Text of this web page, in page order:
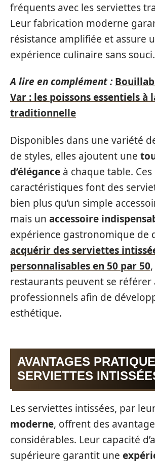
fréquents avec les serviettes
Leur fabrication moderne
résistance amplifiée et assure
expérience culinaire sans souci.
A lire en complément :
Var : les poissons essentiels à
traditionnelle
Disponibles dans une variété
de styles, elles ajoutent une
d’élégance à chaque table. Ces
caractéristiques font des
bien plus qu’un simple
mais un accessoire
expérience gastronomique de
acquérir des serviettes
personnalisables en 50 par 50
restaurants peuvent se référer
professionnels afin de
esthétique.
AVANTAGES
SERVIETTES
Les serviettes intissées, par
moderne, offrent des
considérables. Leur capacité
supérieure garantit une